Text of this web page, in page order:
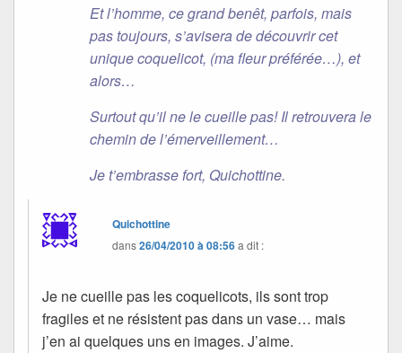
Et l’homme, ce grand benêt, parfois, mais
pas toujours, s’avisera de découvrir cet
unique coquelicot, (ma fleur préférée…), et
alors…
Surtout qu’il ne le cueille pas! Il retrouvera le
chemin de l’émerveillement…
Je t’embrasse fort, Quichottine.
Quichottine
dans26/04/2010 à 08:56a dit :
Je ne cueille pas les coquelicots, ils sont trop
fragiles et ne résistent pas dans un vase… mais
j’en ai quelques uns en images. J’aime.